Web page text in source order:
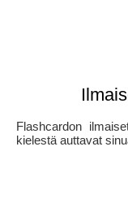
Flashcardon
kielestä auttavat